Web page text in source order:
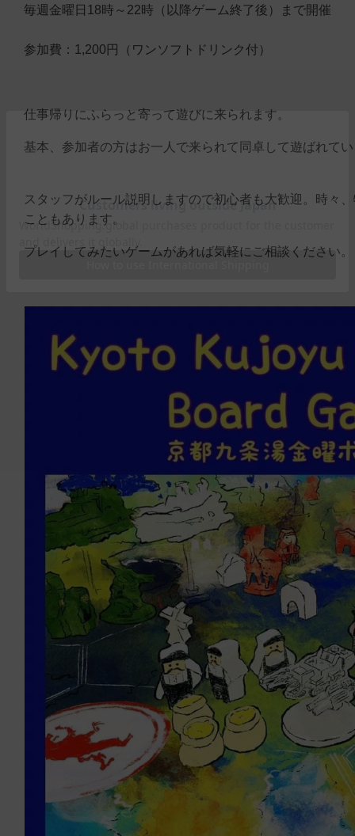
毎週金曜日18時～22時（以降ゲーム終了後）まで開催
参加費：1,200円（ワンソフトドリンク付）
仕事帰りにふらっと寄って遊びに来られます。
基本、参加者の方はお一人で来られて同卓して遊ばれて
スタッフがルール説明しますので初心者も大歓迎。時々
こともあります。
プレイしてみたいゲームがあれば気軽にご相談ください。